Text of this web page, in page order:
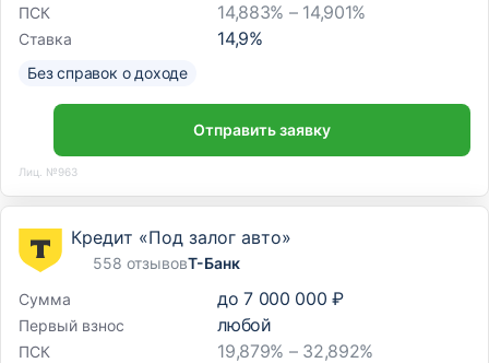
ПСК 14,883% – 14,901%
Ставка 14,9%
Без справок о доходе
Отправить заявку
Лиц. №963
Кредит «Под залог авто»
558 отзывовТ-Банк
Сумма
до 7 000 000 ₽
Первый взнос любой
ПСК 19,879% – 32,892%